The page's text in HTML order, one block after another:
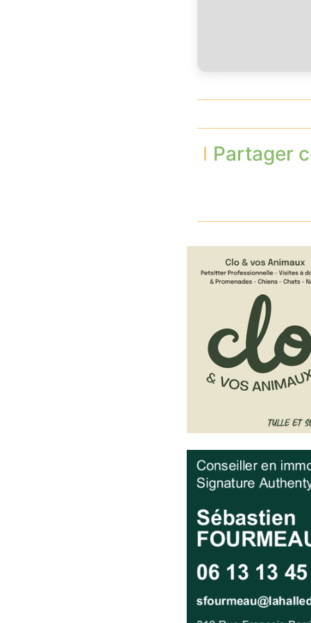
Partager